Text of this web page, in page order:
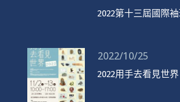
2022第十三屆國際
2022/10/25
2022用手去看見世